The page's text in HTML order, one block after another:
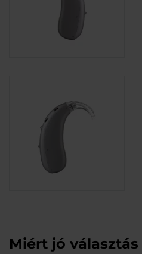
Miért jó